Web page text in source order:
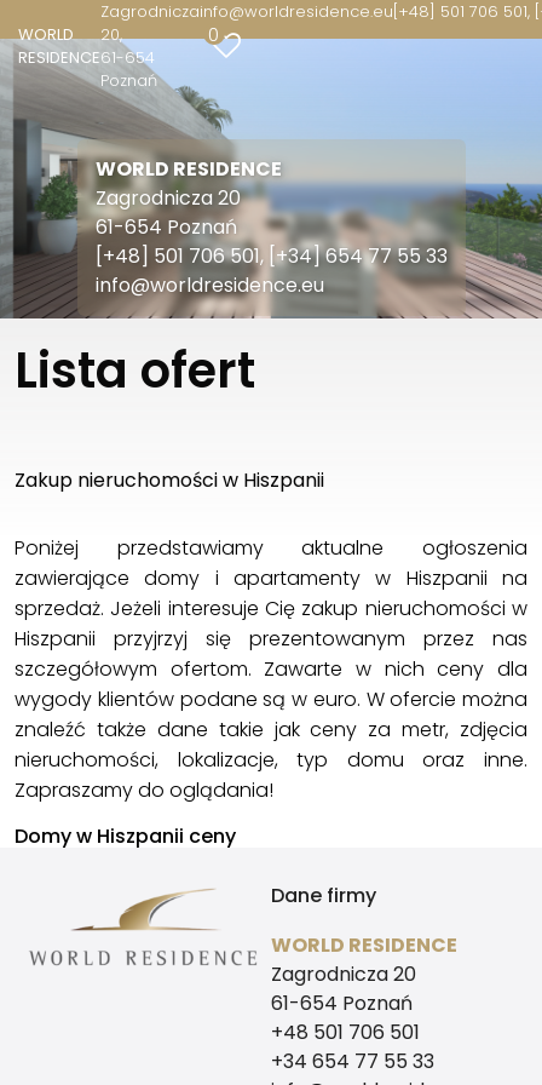
WORLD
RESIDENCE
Zagrodnicza
20
61-654
Poznań
info@worldresidence.eu[+48] 501 706
0
WORLD RESIDENCE
Zagrodnicza 20
61-654 Poznań
[+48] 501 706 501, [+34] 654 77 55 33
info@worldresidence.eu
Lista ofert
Zakup nieruchomości w Hiszpanii
Poniżej przedstawiamy aktualne ogłoszenia
zawierającedomy iapartamenty w Hiszpanii na
sprzedaż. Jeżeli interesuje Cię zakup nieruchomości w
Hiszpanii przyjrzyj się prezentowanym przez nas
szczegółowym ofertom. Zawarte w nich ceny dla
wygody klientów podane są w euro. W ofercie można
znaleźć także dane takie jak ceny za metr, zdjęcia
nieruchomości, lokalizacje, typ domu oraz inne.
Zapraszamy do oglądania!
Domy w Hiszpanii ceny
Dane firmy
WORLD RESIDENCE
Zagrodnicza 20
61-654 Poznań
+48 501 706 501
+34 654 77 55 33